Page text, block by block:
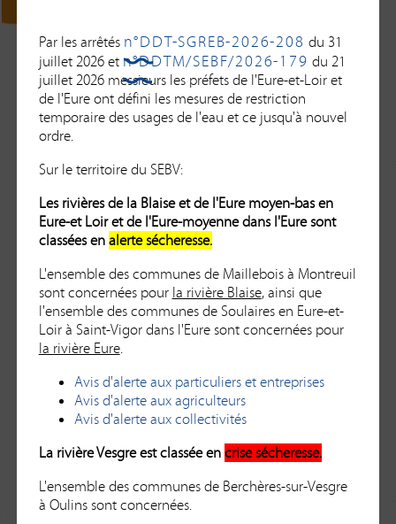
Par les arrêtés n°DDT-SGREB-2026-208 du 31
juillet 2026 et n°DDTM/SEBF/2026-179 du 21
juillet 2026 messieurs les préfets de l'Eure-et-Loir et
de l'Eure ont défini les mesures de restriction
temporaire des usages de l'eau et ce jusqu'à nouvel
ordre.
Sur le territoire du SEBV:
Les rivières de la Blaise et de l'Eure moyen-bas en
Eure-et Loir et de l'Eure-moyenne dans l'Eure sont
classées enalerte sécheresse.
L'ensemble des communes de Maillebois à Montreuil
sont concernées pour la rivière Blaise, ainsi que
l'ensemble des communes de Soulaires en Eure-et-
Loir à Saint-Vigor dans l'Eure sont concernées pour
la rivière Eure.
Avis d'alerte aux particuliers et entreprises
Avis d'alerte aux agriculteurs
Avis d'alerte aux collectivités
La rivière Vesgre est classée encrise sécheresse.
L'ensemble des communes de Berchères-sur-Vesgre
à Oulins sont concernées.